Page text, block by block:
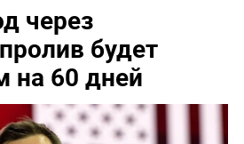
через
будет
на 60 дней